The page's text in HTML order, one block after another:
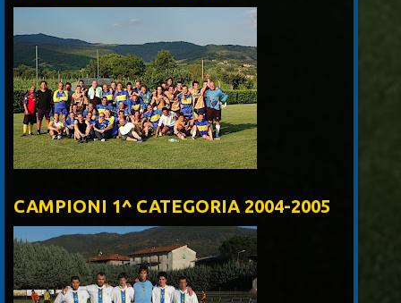
CAMPIONI 1^ CATEGORIA 2004-2005